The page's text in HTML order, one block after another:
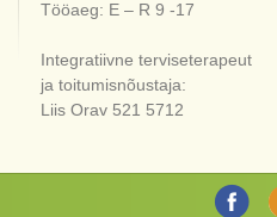
Tööaeg: E – R 9 -17
Integratiivne terviseterapeut
ja toitumisnõustaja:
Liis Orav 521 5712